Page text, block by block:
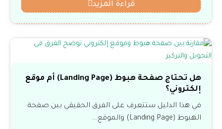
قراءة المزيد
هل تحتاج صفحة هبوط (Landing Page) أم موقع
إلكتروني؟
في هذا الدليل ستتعرف على الفرق الحقيقي بين صفحة
الهبوط (Landing Page) والموقع...